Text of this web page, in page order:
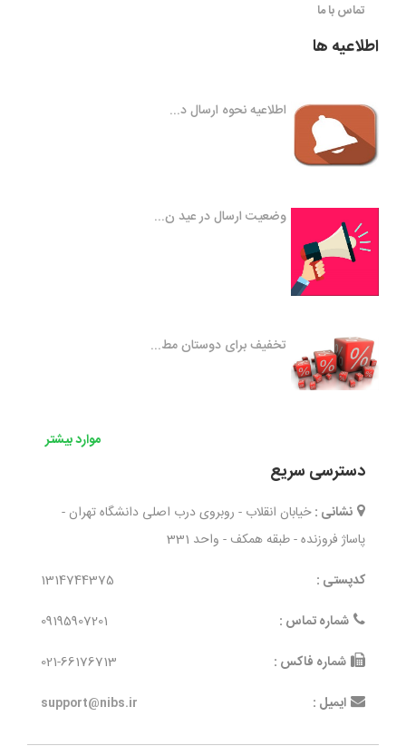
تماس با ما
اطلاعیه ها
اطلاعیه نحوه ارسال د...
وضعیت ارسال در عید ن...
تخفیف برای دوستان مط...
موارد بیشتر
دسترسی سریع
نشانی : خیابان انقلاب - روبروی درب اصلی دانشگاه تهران -
پاساژ فروزنده - طبقه همکف - واحد 331
کدپستی :
1314744375
شماره تماس :
09195907201
شماره فاکس :
021-66176713
ایمیل :
support@nibs.ir